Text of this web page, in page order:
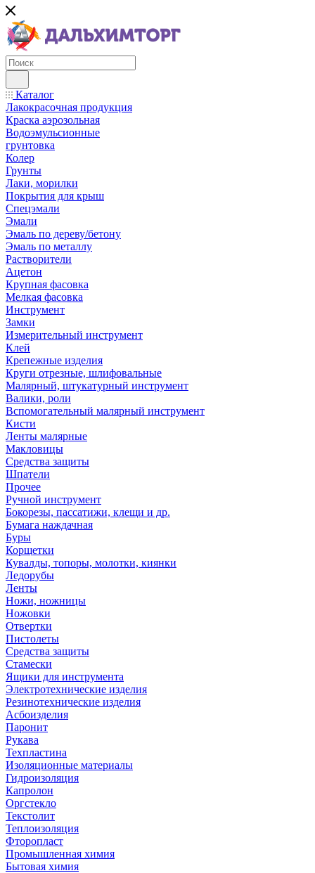
Каталог
Лакокрасочная продукция
Краска аэрозольная
Водоэмульсионные
грунтовка
Колер
Грунты
Лаки, морилки
Покрытия для крыш
Спецэмали
Эмали
Эмаль по дереву/бетону
Эмаль по металлу
Растворители
Ацетон
Крупная фасовка
Мелкая фасовка
Инструмент
Замки
Измерительный инструмент
Клей
Крепежные изделия
Круги отрезные, шлифовальные
Малярный, штукатурный инструмент
Валики, роли
Вспомогательный малярный инструмент
Кисти
Ленты малярные
Макловицы
Средства защиты
Шпатели
Прочее
Ручной инструмент
Бокорезы, пассатижи, клещи и др.
Бумага наждачная
Буры
Корщетки
Кувалды, топоры, молотки, киянки
Ледорубы
Ленты
Ножи, ножницы
Ножовки
Отвертки
Пистолеты
Средства защиты
Стамески
Ящики для инструмента
Электротехнические изделия
Резинотехнические изделия
Асбоизделия
Паронит
Рукава
Техпластина
Изоляционные материалы
Гидроизоляция
Капролон
Оргстекло
Текстолит
Теплоизоляция
Фторопласт
Промышленная химия
Бытовая химия